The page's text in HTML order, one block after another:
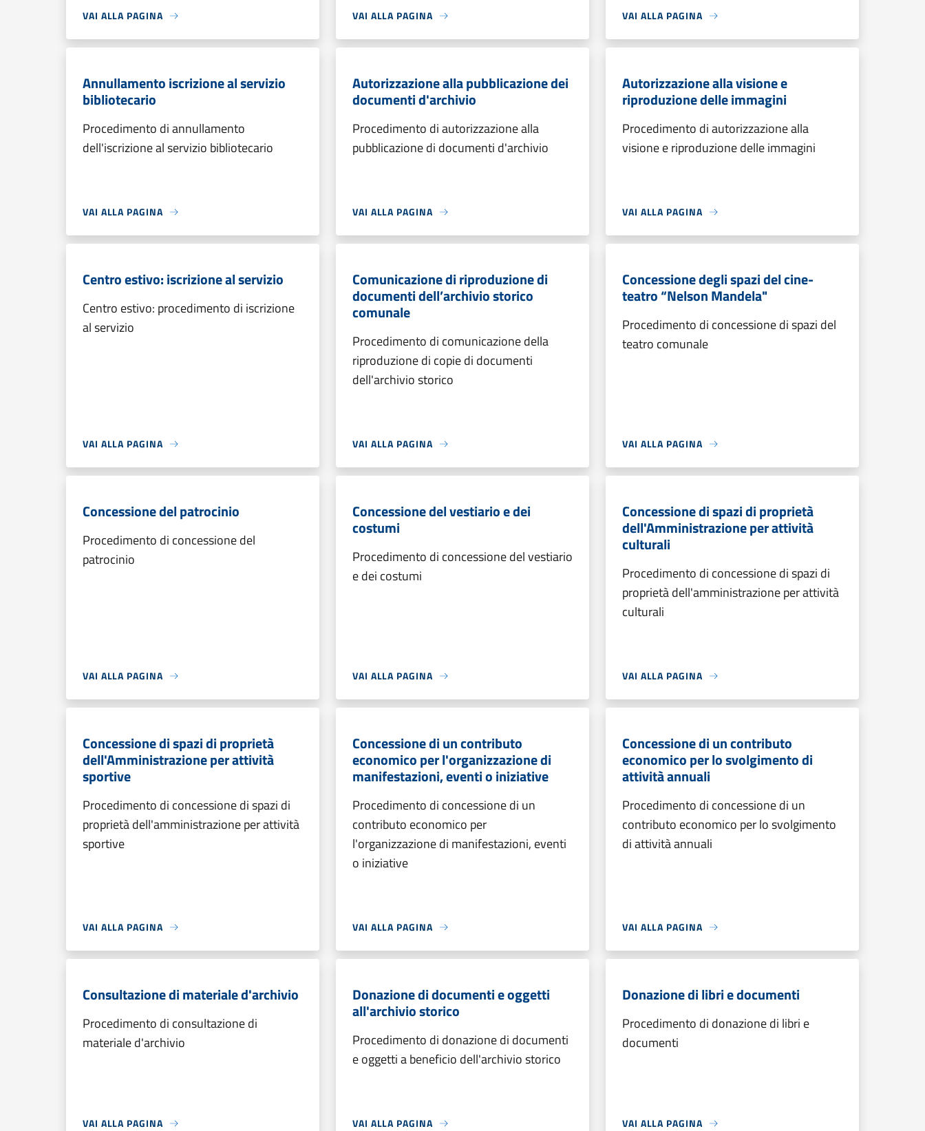
VAI ALLA PAGINA VAI ALLA PAGINA VAI ALLA PAGINA
Annullamento iscrizione al servizio
bibliotecario
Procedimento di annullamento
dell'iscrizione al servizio bibliotecario
VAI ALLA PAGINA
Autorizzazione alla pubblicazione dei
documenti d'archivio
Procedimento di autorizzazione alla
pubblicazione di documenti d'archivio
VAI ALLA PAGINA
Autorizzazione alla visione e
riproduzione delle immagini
Procedimento di autorizzazione alla
visione e riproduzione delle immagini
VAI ALLA PAGINA
Centro estivo: iscrizione al servizio
Centro estivo: procedimento di iscrizione
al servizio
VAI ALLA PAGINA
Comunicazione di riproduzione di
documenti dell’archivio storico
comunale
Procedimento di comunicazione della
riproduzione di copie di documenti
dell'archivio storico
VAI ALLA PAGINA
Concessione degli spazi del cine-
teatro “Nelson Mandela"
Procedimento di concessione di spazi del
teatro comunale
VAI ALLA PAGINA
Concessione del patrocinio
Procedimento di concessione del
patrocinio
VAI ALLA PAGINA
Concessione del vestiario e dei
costumi
Procedimento di concessione del vestiario
e dei costumi
VAI ALLA PAGINA
Concessione di spazi di proprietà
dell'Amministrazione per attività
culturali
Procedimento di concessione di spazi di
proprietà dell'amministrazione per attività
culturali
VAI ALLA PAGINA
Concessione di spazi di proprietà
dell'Amministrazione per attività
sportive
Procedimento di concessione di spazi di
proprietà dell'amministrazione per attività
sportive
VAI ALLA PAGINA
Concessione di un contributo
economico per l'organizzazione di
manifestazioni, eventi o iniziative
Procedimento di concessione di un
contributo economico per
l'organizzazione di manifestazioni, eventi
o iniziative
VAI ALLA PAGINA
Concessione di un contributo
economico per lo svolgimento di
attività annuali
Procedimento di concessione di un
contributo economico per lo svolgimento
di attività annuali
VAI ALLA PAGINA
Consultazione di materiale d'archivio
Procedimento di consultazione di
materiale d'archivio
VAI ALLA PAGINA
Donazione di documenti e oggetti
all'archivio storico
Procedimento di donazione di documenti
e oggetti a beneficio dell'archivio storico
VAI ALLA PAGINA
Donazione di libri e documenti
Procedimento di donazione di libri e
documenti
VAI ALLA PAGINA